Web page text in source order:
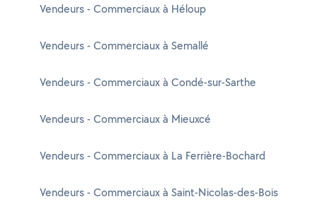
Vendeurs - Commerciaux à Héloup
Vendeurs - Commerciaux à Semallé
Vendeurs - Commerciaux à Condé-sur-Sarthe
Vendeurs - Commerciaux à Mieuxcé
Vendeurs - Commerciaux à La Ferrière-Bochard
Vendeurs - Commerciaux à Saint-Nicolas-des-Bois